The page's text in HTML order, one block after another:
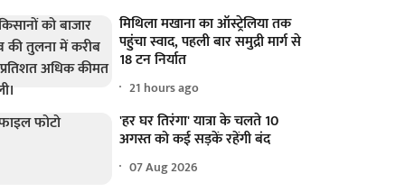
मिथिला मखाना का ऑस्ट्रेलिया तक
पहुंचा स्वाद, पहली बार समुद्री मार्ग से
18 टन निर्यात
21 hours ago
'हर घर तिरंगा' यात्रा के चलते 10
अगस्त को कई सड़कें रहेंगी बंद
07 Aug 2026